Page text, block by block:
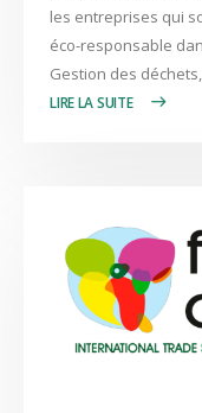
les entreprises qui
éco-responsable
Gestion des